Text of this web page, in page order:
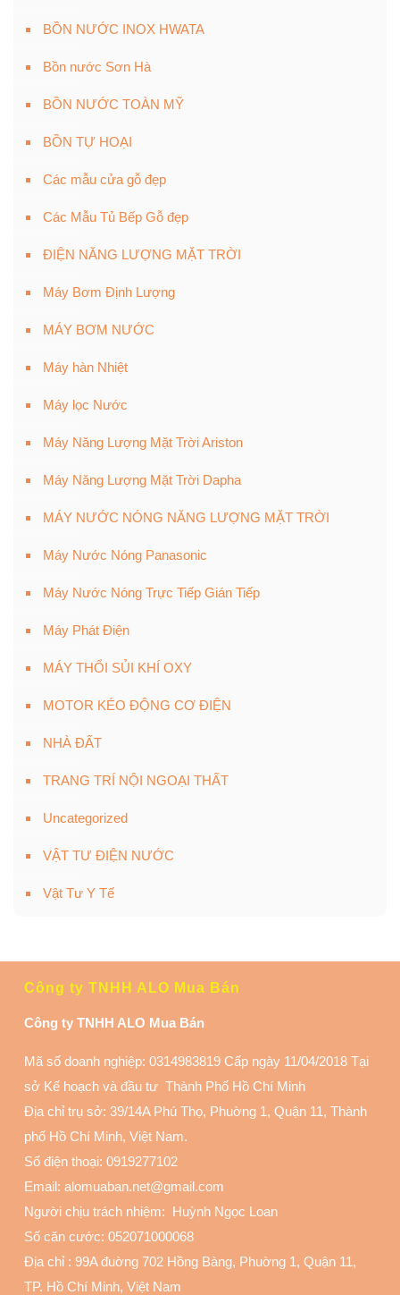
BỒN NƯỚC INOX HWATA
Bồn nước Sơn Hà
BỒN NƯỚC TOÀN MỸ
BỒN TỰ HOẠI
Các mẫu cửa gỗ đẹp
Các Mẫu Tủ Bếp Gỗ đẹp
ĐIỆN NĂNG LƯỢNG MẶT TRỜI
Máy Bơm Định Lượng
MÁY BƠM NƯỚC
Máy hàn Nhiệt
Máy lọc Nước
Máy Năng Lượng Mặt Trời Ariston
Máy Năng Lượng Mặt Trời Dapha
MÁY NƯỚC NÓNG NĂNG LƯỢNG MẶT TRỜI
Máy Nước Nóng Panasonic
Máy Nước Nóng Trực Tiếp Gián Tiếp
Máy Phát Điện
MÁY THỔI SỦI KHÍ OXY
MOTOR KÉO ĐỘNG CƠ ĐIỆN
NHÀ ĐẤT
TRANG TRÍ NỘI NGOẠI THẤT
Uncategorized
VẬT TƯ ĐIỆN NƯỚC
Vật Tư Y Tế
Công ty TNHH ALO Mua Bán
Công ty TNHH ALO Mua Bán
Mã số doanh nghiệp: 0314983819 Cấp ngày 11/04/2018 Tại
sở Kế hoạch và đầu tư Thành Phố Hồ Chí Minh
Địa chỉ trụ sở: 39/14A Phú Thọ, Phuờng 1, Quận 11, Thành
phố Hồ Chí Minh, Việt Nam.
Số điện thoại: 0919277102
Email: alomuaban.net@gmail.com
Người chịu trách nhiệm: Huỳnh Ngọc Loan
Số căn cước: 052071000068
Địa chỉ : 99A đuờng 702 Hồng Bàng, Phuờng 1, Quận 11,
TP. Hồ Chí Minh, Việt Nam